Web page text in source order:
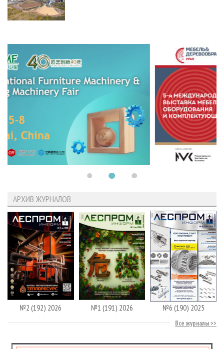
АРХИВ ЖУРНАЛОВ
№2 (192) 2026 №1 (191) 2026 №6 (190) 2025
Все журналы